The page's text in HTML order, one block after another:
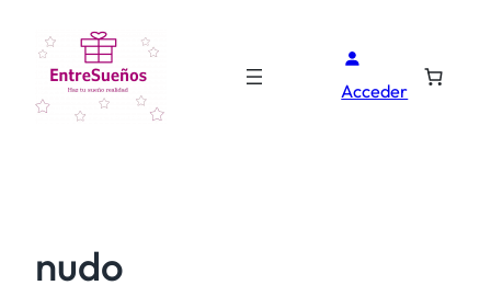
Acceder
nudo